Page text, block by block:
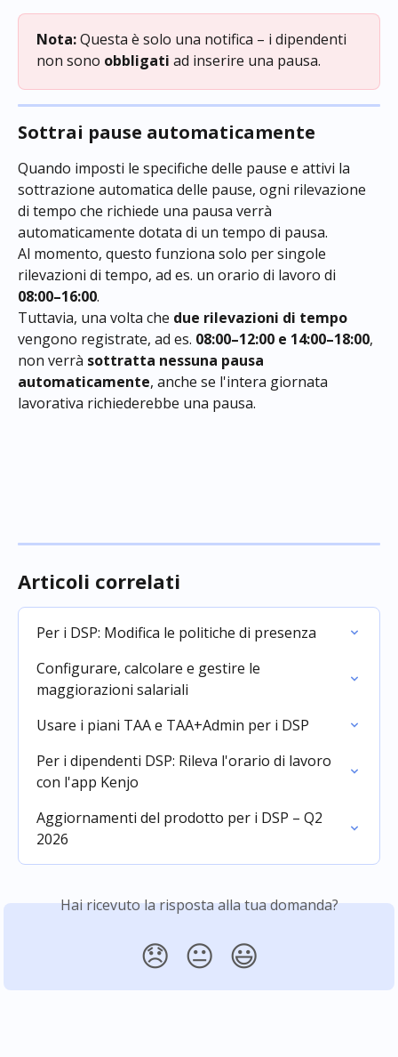
Nota: Questa è solo una notifica – i dipendenti
non sono obbligati ad inserire una pausa.
Sottrai pause automaticamente
Quando imposti le specifiche delle pause e attivi la
sottrazione automatica delle pause, ogni rilevazione
di tempo che richiede una pausa verrà
automaticamente dotata di un tempo di pausa.
Al momento, questo funziona solo per singole
rilevazioni di tempo, ad es. un orario di lavoro di
08:00–16:00.
Tuttavia, una volta che due rilevazioni di tempo
vengono registrate, ad es. 08:00–12:00 e 14:00–18:00,
non verrà sottratta nessuna pausa
automaticamente, anche se l'intera giornata
lavorativa richiederebbe una pausa.
Articoli correlati
Per i DSP: Modifica le politiche di presenza
Configurare, calcolare e gestire le
maggiorazioni salariali
Usare i piani TAA e TAA+Admin per i DSP
Per i dipendenti DSP: Rileva l'orario di lavoro
con l'app Kenjo
Aggiornamenti del prodotto per i DSP – Q2
2026
Hai ricevuto la risposta alla tua domanda?
😞 😐 😃